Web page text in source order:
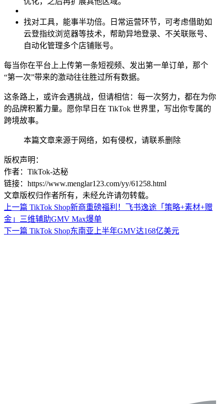
找对工具，能事半功倍。日常运营环节，可考虑借助如
云登指纹浏览器等技术，帮助异地登录、不关联账号、
自动化管理多个店铺账号。
每当你在平台上上传第一条短视频、发出第一单订单，那个
“第一次”带来的激动往往胜过所有数据。
这条路上，或许会遇挑战，但请相信：每一次努力，都在为你
的品牌积蓄力量。愿你早日在 TikTok 世界里，写出你专属的
跨境故事。
本篇文章来源于网络，如有侵权，请联系删除
版权声明：
作者：TikTok-达秘
链接：https://www.menglar123.com/yy/61258.html
文章版权归作者所有，未经允许请勿转载。
上一篇 TikTok Shop新商重磅福利！飞书逸途「策略+素材+赠
金」三维辅助GMV Max爆单
下一篇 TikTok Shop东南亚上半年GMV达168亿美元